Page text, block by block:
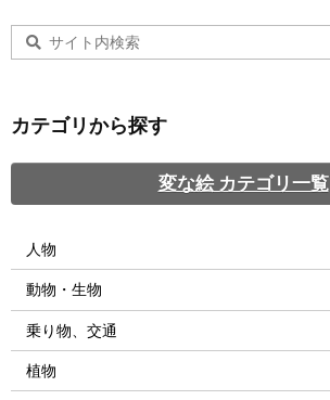
カテゴリから探す
変な絵 カテゴリ一覧
人物
動物・生物
乗り物、交通
植物